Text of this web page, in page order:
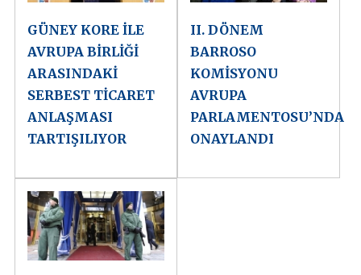
GÜNEY KORE İLE
AVRUPA BİRLİĞİ
ARASINDAKİ
SERBEST TİCARET
ANLAŞMASI
TARTIŞILIYOR
II. DÖNEM
BARROSO
KOMİSYONU
AVRUPA
PARLAMENTOSU’NDA
ONAYLANDI